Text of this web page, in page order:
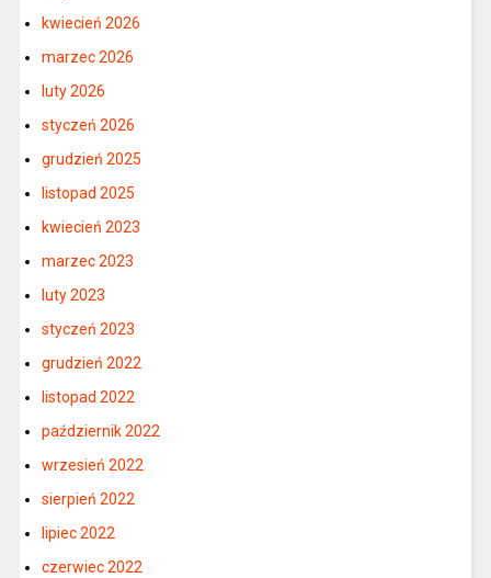
kwiecień 2026
marzec 2026
luty 2026
styczeń 2026
grudzień 2025
listopad 2025
kwiecień 2023
marzec 2023
luty 2023
styczeń 2023
grudzień 2022
listopad 2022
październik 2022
wrzesień 2022
sierpień 2022
lipiec 2022
czerwiec 2022